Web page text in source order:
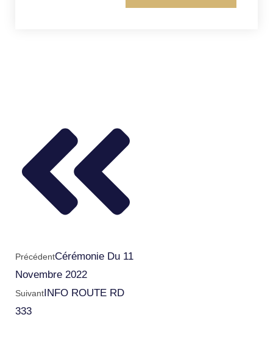
PrécédentCérémonie Du 11
Novembre 2022
SuivantINFO ROUTE RD
333